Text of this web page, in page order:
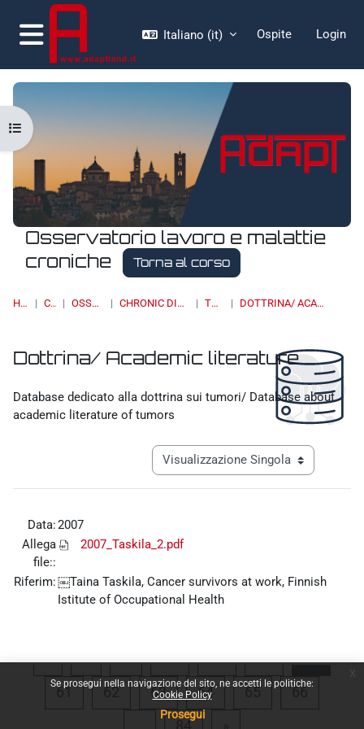
Vai al contenuto principale
Se prosegui nella navigazione del sito, ne accetti le politiche:
Cookie Policy
Prosegui
Pannello laterale
Italiano ‎(it)‎ Ospite Login
Osservatorio lavoro e malattie
croniche
Torna al corso
HOME CORSI OSSERVATORI CHRONIC DISEASES & WORK TOPIC 11 DOTTRINA/ ACADEMIC LITERATURE
Apri indice del corso
Dottrina/ Academic literature
Database dedicato alla dottrina sui tumori/ Database about
academic literature of tumors
Navigazione terziaria modalità
Data:2007
Allega
file::
2007_Taskila_2.pdf
Riferim:￼Taina Taskila, Cancer survivors at work, Finnish
Istitute of Occupational Health
« 1 … 57 58 59 60
61Pagina 61
62Pagina 62
63Pagina 63
64Pagina 64
65Pagina 65
66Pagina
84Pagina 84